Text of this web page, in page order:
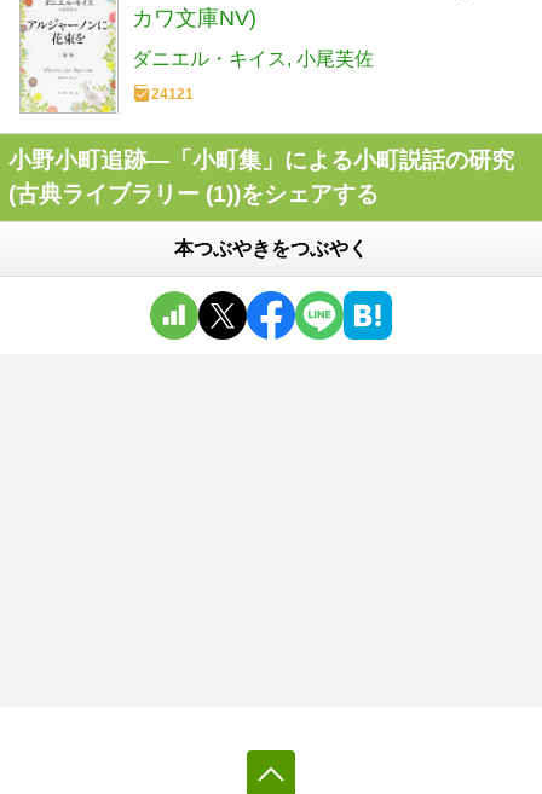
カワ文庫NV)
ダニエル・キイス 小尾芙佐
24121
小野小町追跡―「小町集」による小町説話の研究
(古典ライブラリー (1))をシェアする
本つぶやきをつぶやく